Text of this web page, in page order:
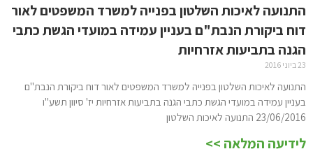
התנועה לאיכות השלטון בפנייה למשרד המשפטים לאור
דוח ביקורת הנבת"ם בעניין עמידה במועדי הגשת כתבי
הגנה בתביעות אזרחיות
23 ביוני 2016
התנועה לאיכות השלטון בפנייה למשרד המשפטים לאור דוח ביקורת הנבת"ם
בעניין עמידה במועדי הגשת כתבי הגנה בתביעות אזרחיות יז' סיוון תשע"ו
23/06/2016 התנועה לאיכות השלטון
לידיעה המלאה >>